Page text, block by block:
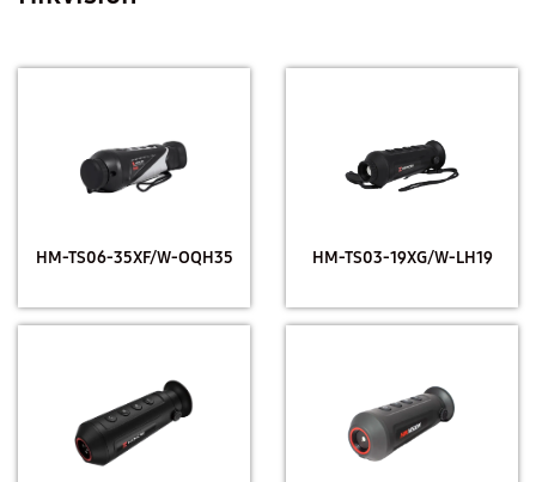
HM-TS06-35XF/W-OQH35 HM-TS03-19XG/W-LH19